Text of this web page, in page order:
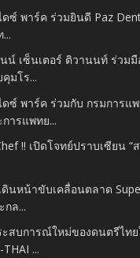
ดซ์ พาร์ค ร่วมยินดี Paz
นน์ เซ็นเตอร์ ติวานนท์ ร่วม
มโร...
ดซ์ พาร์ค ร่วมกับ กรมการแ
ารแพทย...
!! เปิดโจทย์ปราบเซียน “
ดินหน้าขับเคลื่อนตลาด
กล...
ะสบการณ์ใหม่ของดนตรีไท
THAI ...